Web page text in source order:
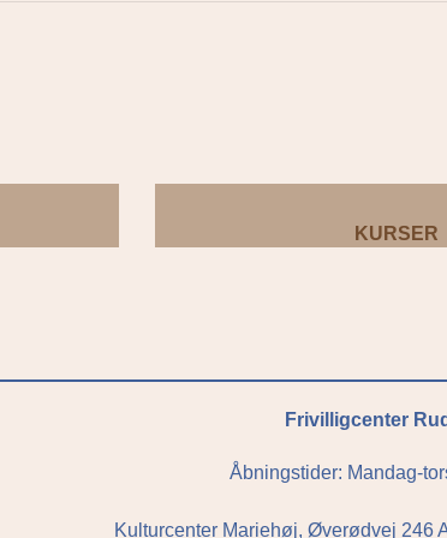
KURSER
Frivilligcenter
Åbningstider: Mandag-
Kulturcenter Mariehøj, Øverødvej 246